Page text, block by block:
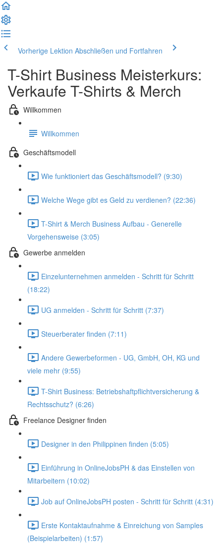
Vorherige Lektion Abschließen und Fortfahren
T-Shirt Business Meisterkurs:
Verkaufe T-Shirts & Merch
Willkommen
Willkommen
Geschäftsmodell
Wie funktioniert das Geschäftsmodell? (9:30)
Welche Wege gibt es Geld zu verdienen? (22:36)
T-Shirt & Merch Business Aufbau - Generelle
Vorgehensweise (3:05)
Gewerbe anmelden
Einzelunternehmen anmelden - Schritt für Schritt
(18:22)
UG anmelden - Schritt für Schritt (7:37)
Steuerberater finden (7:11)
Andere Gewerbeformen - UG, GmbH, OH, KG und
viele mehr (9:55)
T-Shirt Business: Betriebshaftpflichtversicherung &
Rechtsschutz? (6:26)
Freelance Designer finden
Designer in den Philippinen finden (5:05)
Einführung in OnlineJobsPH & das Einstellen von
Mitarbeitern (10:02)
Job auf OnlineJobsPH posten - Schritt für Schritt (4:31)
Erste Kontaktaufnahme & Einreichung von Samples
(Beispielarbeiten) (1:57)